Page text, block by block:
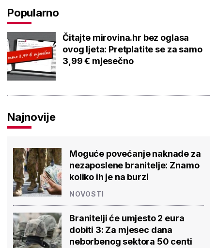
Popularno
Čitajte mirovina.hr bez oglasa
ovog ljeta: Pretplatite se za samo
3,99 € mjesečno
Najnovije
Moguće povećanje naknade za
nezaposlene branitelje: Znamo
koliko ih je na burzi
NOVOSTI
Branitelji će umjesto 2 eura
dobiti 3: Za mjesec dana
neborbenog sektora 50 centi